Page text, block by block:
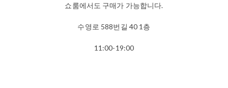
쇼룸에서도 구매가 가능합니다.
수영로 588번길 40 1층
11:00-19:00